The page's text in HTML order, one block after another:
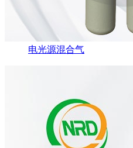
电光源混合气